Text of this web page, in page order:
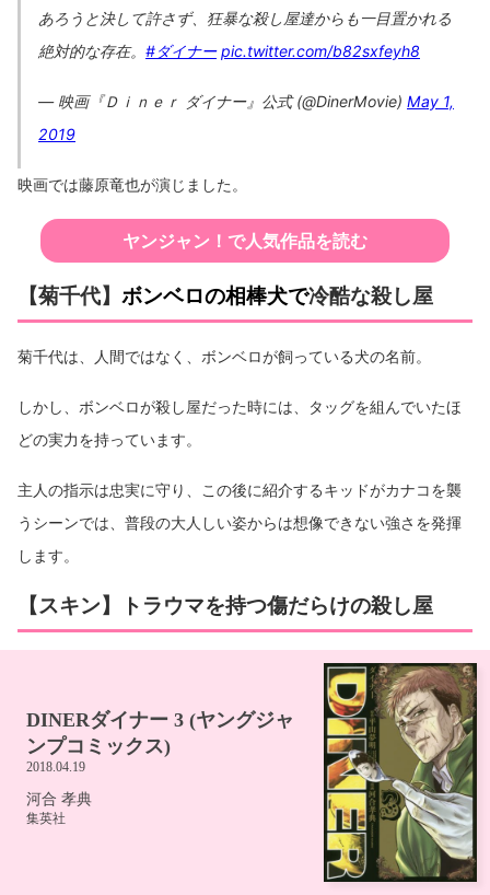
あろうと決して許さず、狂暴な殺し屋達からも一目置かれる
絶対的な存在。 #ダイナー pic.twitter.com/b82sxfeyh8
— 映画『Ｄｉｎｅｒ ダイナー』公式 (@DinerMovie) May 1,
2019
映画では藤原竜也が演じました。
ヤンジャン！で人気作品を読む
【菊千代】 ボンベロの相棒犬で冷酷な殺し屋
菊千代は、人間ではなく、ボンベロが飼っている犬の名前。
しかし、ボンベロが殺し屋だった時には、タッグを組んでいたほ
どの実力を持っています。
主人の指示は忠実に守り、この後に紹介するキッドがカナコを襲
うシーンでは、普段の大人しい姿からは想像できない強さを発揮
します。
【スキン】トラウマを持つ傷だらけの殺し屋